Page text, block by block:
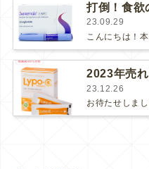
打倒！食欲
23.09.29
2023年売
23.12.26